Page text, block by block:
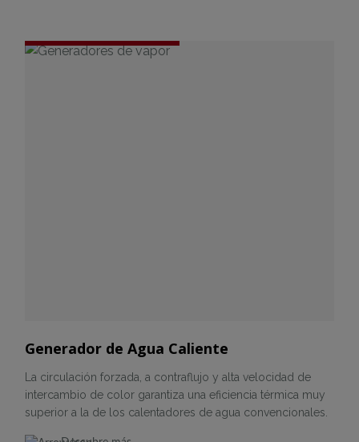
Generador de Agua Caliente
La circulación forzada, a contraflujo y alta velocidad de
intercambio de color garantiza una eficiencia térmica muy
superior a la de los calentadores de agua convencionales.